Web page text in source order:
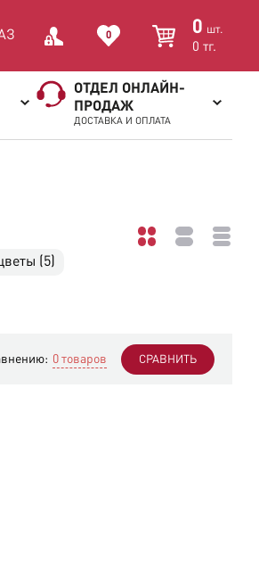
0 0 шт.
0 тг.
ОТДЕЛ ОНЛАЙН-
ПРОДАЖ
ДОСТАВКА И ОПЛАТА
(5)
0 товаров СРАВНИТЬ